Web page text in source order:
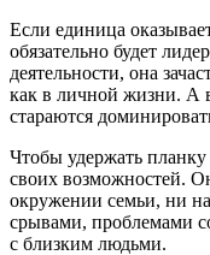
Если единица
обязательно будет
деятельности, она
как в личной жизни. А
стараются
Чтобы удержать
своих возможностей.
окружении семьи, ни
срывами, проблемами
с близким людьми.